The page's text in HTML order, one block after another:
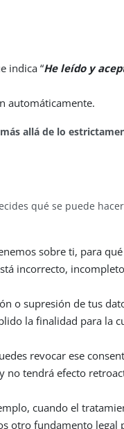
indica “He leído y
automáticamente.
allá de lo
qué se puede
sobre ti, para
incorrecto,
o supresión de tus
la finalidad para la
revocar ese
no tendrá efecto
cuando el
otro fundamento legal